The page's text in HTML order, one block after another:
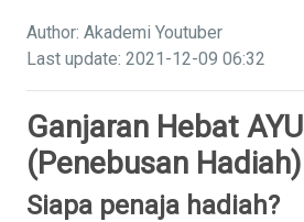
Author: Akademi Youtuber
Last update: 2021-12-09 06:32
Ganjaran Hebat AYU
(Penebusan Hadiah)
Siapa penaja hadiah?